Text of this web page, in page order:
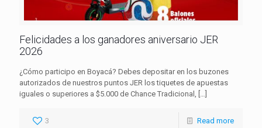
Felicidades a los ganadores aniversario JER
2026
¿Cómo participo en Boyacá? Debes depositar en los buzones
autorizados de nuestros puntos JER los tiquetes de apuestas
iguales o superiores a $5.000 de Chance Tradicional, […]
3 Read more